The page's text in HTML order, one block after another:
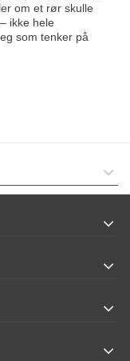
om et rør skulle
ikke hele
som tenker på